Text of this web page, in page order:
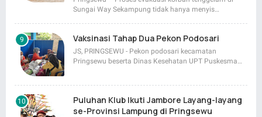
Sungai Way Sekampung tidak hanya menyis…
Vaksinasi Tahap Dua Pekon Podosari
JS, PRINGSEWU - Pekon podosari kecamatan
Pringsewu beserta Dinas Kesehatan UPT Puskesma…
Puluhan Klub Ikuti Jambore Layang-layang
se-Provinsi Lampung di Pringsewu